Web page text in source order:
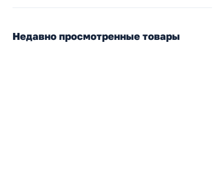
Недавно просмотренные товары